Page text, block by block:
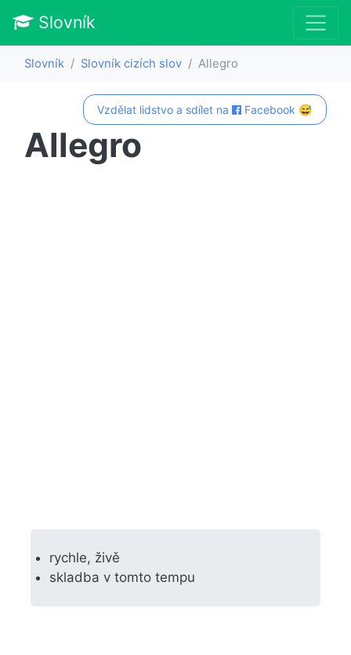
Slovník
Slovník Slovník cizích slov Allegro
Vzdělat lidstvo a sdílet na Facebook 😅
Allegro
rychle, živě
skladba v tomto tempu